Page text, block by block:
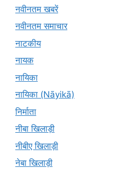
नवीनतम खबरें
नवीनतम समाचार
नाटकीय
नायक
नायिका
नायिका (Nāyikā)
निर्माता
नीबा खिलाड़ी
नीबीए खिलाड़ी
नेबा खिलाड़ी